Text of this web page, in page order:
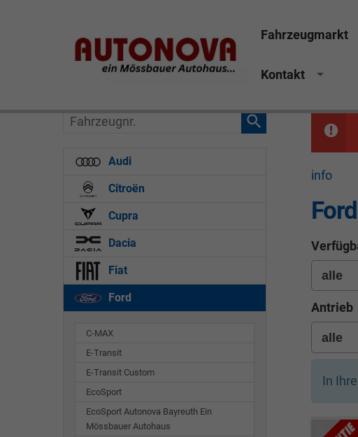
Fahrzeugmarkt
Kontakt
info
Antrieb
In
Fahrzeugnr.
Audi
Citroën
Cupra
Dacia
Fiat
Ford
C-MAX
E-Transit
E-Transit Custom
EcoSport
EcoSport Autonova Bayreuth Ein
Mössbauer Autohaus